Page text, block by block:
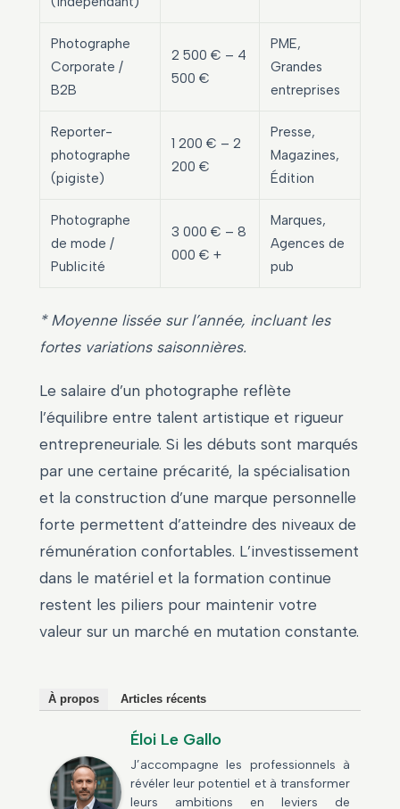
Photographe
Corporate /
B2B
2 500 € – 4
500 €
PME,
Grandes
entreprises
Reporter-
photographe
(pigiste)
1 200 € – 2
200 €
Presse,
Magazines,
Édition
Photographe
de mode /
Publicité
3 000 € – 8
000 € +
Marques,
Agences de
pub
* Moyenne lissée sur l’année, incluant les
fortes variations saisonnières.
Le salaire d’un photographe reflète
l’équilibre entre talent artistique et rigueur
entrepreneuriale. Si les débuts sont marqués
par une certaine précarité, la spécialisation
et la construction d’une marque personnelle
forte permettent d’atteindre des niveaux de
rémunération confortables. L’investissement
dans le matériel et la formation continue
restent les piliers pour maintenir votre
valeur sur un marché en mutation constante.
À propos Articles récents
Éloi Le Gallo
J’accompagne les professionnels à
révéler leur potentiel et à transformer
leurs ambitions en leviers de